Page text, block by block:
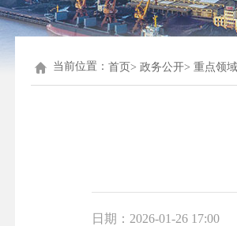
当前位置：首页 政务公开 重点领
日期：2026-01-26 17:00